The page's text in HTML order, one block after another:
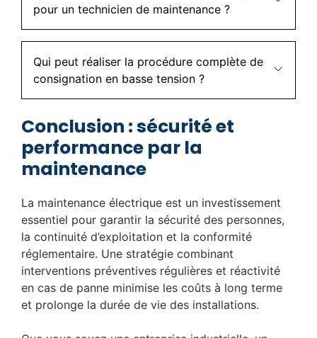
pour un technicien de maintenance ?
Qui peut réaliser la procédure complète de
consignation en basse tension ?
Conclusion : sécurité et
performance par la
maintenance
La maintenance électrique est un investissement
essentiel pour garantir la sécurité des personnes,
la continuité d’exploitation et la conformité
réglementaire. Une stratégie combinant
interventions préventives régulières et réactivité
en cas de panne minimise les coûts à long terme
et prolonge la durée de vie des installations.